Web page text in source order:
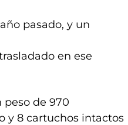
pasado, y un
en ese
peso de 970
y 8 cartuchos intactos